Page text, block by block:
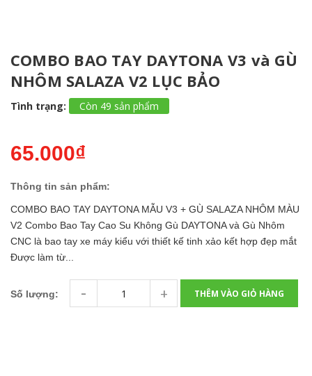
COMBO BAO TAY DAYTONA V3 và GÙ
NHÔM SALAZA V2 LỤC BẢO
Tình trạng: Còn 49 sản phẩm
65.000₫
Thông tin sản phẩm:
COMBO BAO TAY DAYTONA MẪU V3 + GÙ SALAZA NHÔM MÀU
V2 Combo Bao Tay Cao Su Không Gù DAYTONA và Gù Nhôm
CNC là bao tay xe máy kiểu với thiết kế tinh xảo kết hợp đẹp mắt
Được làm từ...
Số lượng: - + THÊM VÀO GIỎ HÀNG